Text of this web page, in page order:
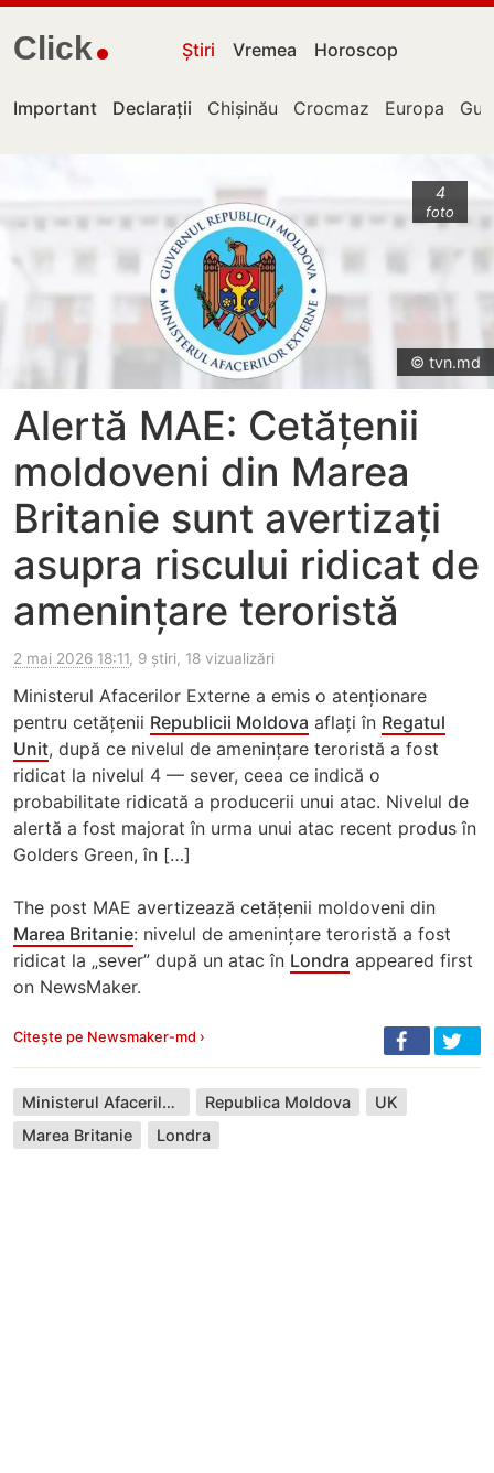
Click Știri Vremea Horoscop
Important Declarații Chișinău Crocmaz Europa
4
foto
© tvn.md
Alertă MAE: Cetățenii
moldoveni din Marea
Britanie sunt avertizați
asupra riscului ridicat de
amenințare teroristă
2 mai 2026 18:11, 9 știri, 18 vizualizări
Ministerul Afacerilor Externe a emis o atenționare
pentru cetățenii Republicii Moldova aflați în Regatul
Unit, după ce nivelul de amenințare teroristă a fost
ridicat la nivelul 4 — sever, ceea ce indică o
probabilitate ridicată a producerii unui atac. Nivelul de
alertă a fost majorat în urma unui atac recent produs în
Golders Green, în […]
The post MAE avertizează cetățenii moldoveni din
Marea Britanie: nivelul de amenințare teroristă a fost
ridicat la „sever” după un atac în Londra appeared first
on NewsMaker.
Citește pe Newsmaker-md ›
Ministerul Afacerilor Externe Republica Moldova
UK
Marea Britanie
Londra